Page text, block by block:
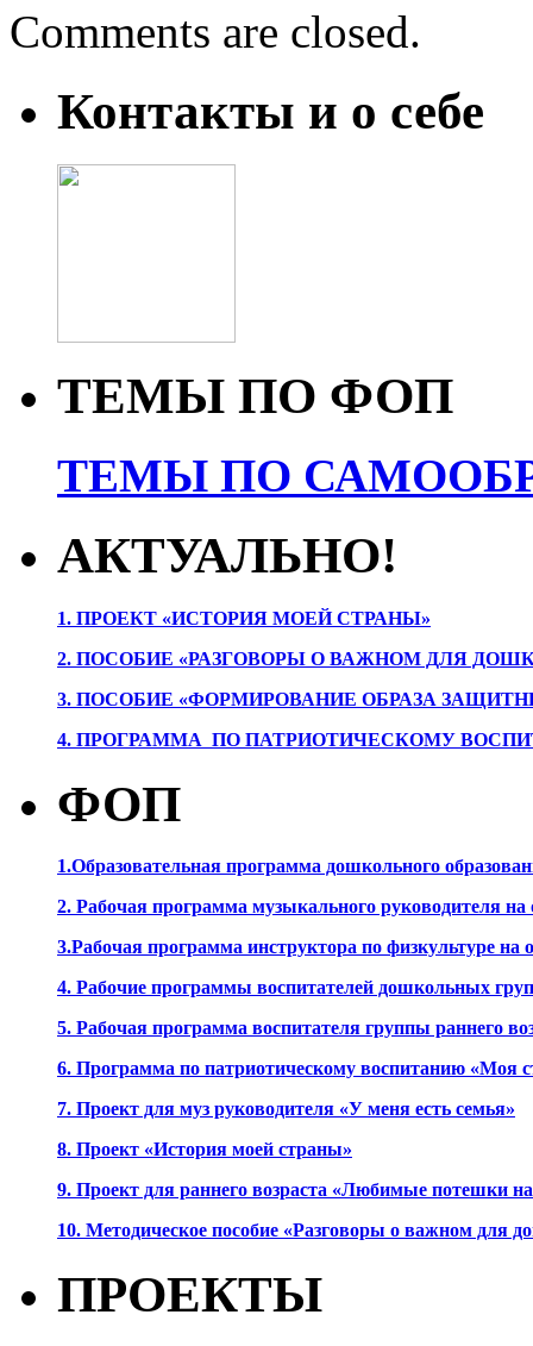
Comments are closed.
Контакты и о себе
ТЕМЫ ПО ФОП
ТЕМЫ ПО
АКТУАЛЬНО!
1. ПРОЕКТ «ИСТОРИЯ МОЕЙ СТРАНЫ»
2. ПОСОБИЕ «РАЗГОВОРЫ О ВАЖНОМ ДЛЯ
3. ПОСОБИЕ «ФОРМИРОВАНИЕ ОБРАЗА
4. ПРОГРАММА ПО ПАТРИОТИЧЕСКОМУ
ФОП
1.Образовательная программа дошкольного
2. Рабочая программа музыкального руководителя
3.Рабочая программа инструктора по физкультуре
4. Рабочие программы воспитателей дошкольных
5. Рабочая программа воспитателя группы раннего
6. Программа по патриотическому воспитанию «Моя
7. Проект для муз руководителя «У меня есть семья»
8. Проект «История моей страны»
9. Проект для раннего возраста «Любимые потешки
10. Методическое пособие «Разговоры о важном для
ПРОЕКТЫ